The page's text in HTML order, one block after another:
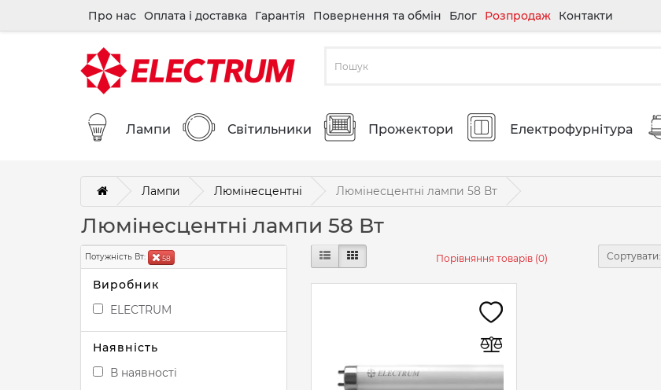
Про нас Оплата і доставка Гарантія Повернення та обмін Блог Розпродаж Контакти
Лампи Світильники Прожектори Електрофурнітура
Лампи Люмінесцентні Люмінесцентні лампи 58 Вт
Люмінесцентні лампи 58 Вт
Потужність Вт: 58
Виробник
ELECTRUM
Наявність
В наявності
Порівняння товарів (0) Сортувати: